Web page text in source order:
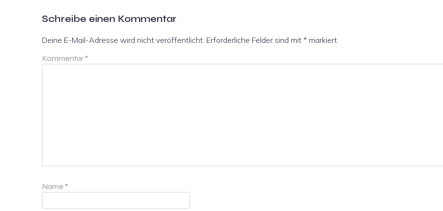
Schreibe einen Kommentar
Deine E-Mail-Adresse wird nicht veröffentlicht. Erforderliche Felder sind mit * markiert
Kommentar *
Name *